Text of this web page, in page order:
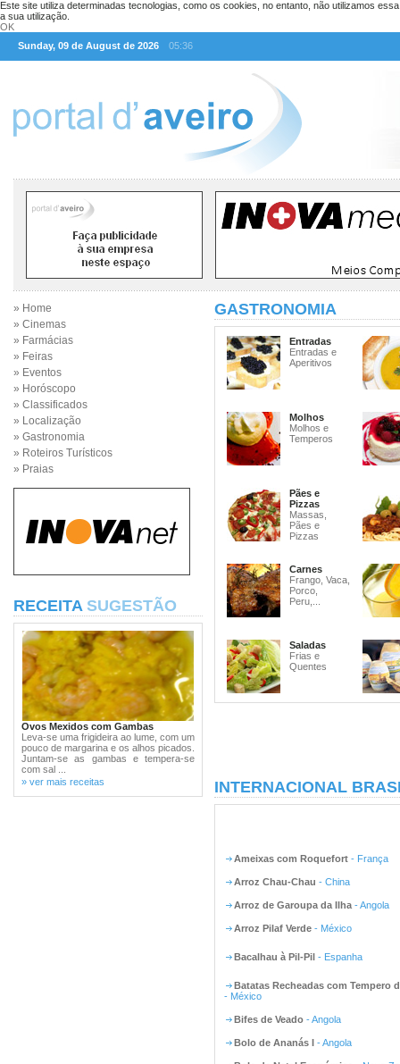
Este site utiliza determinadas tecnologias, como os cookies, no entanto, não utilizamos
a sua utilização.
OK
Sunday, 09 de August de 2026
05:36
» Home
» Cinemas
» Farmácias
» Feiras
» Eventos
» Horóscopo
» Classificados
» Localização
» Gastronomia
» Roteiros Turísticos
» Praias
RECEITA SUGESTÃO
Ovos Mexidos com Gambas
Leva-se uma frigideira ao lume, com um
pouco de margarina e os alhos picados.
Juntam-se as gambas e tempera-se
com sal ...
» ver mais receitas
GASTRONOMIA
Entradas
Entradas e
Aperitivos
Molhos
Molhos e
Temperos
Pães e
Pizzas
Massas,
Pães e
Pizzas
Carnes
Frango, Vaca,
Porco,
Peru,...
Saladas
Frias e
Quentes
INTERNACIONAL
Ameixas com Roquefort - França
Arroz Chau-Chau - China
Arroz de Garoupa da Ilha - Angola
Arroz Pilaf Verde - México
Bacalhau à Pil-Pil - Espanha
Batatas Recheadas com Tempero
- México
Bifes de Veado - Angola
Bolo de Ananás I - Angola